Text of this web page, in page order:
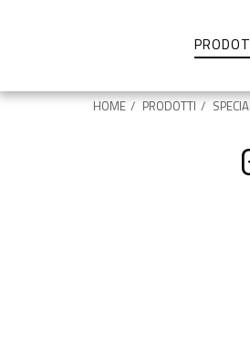
HOME PRODOTTI